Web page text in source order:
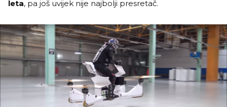
leta, pa još uvijek nije najbolji presretač.